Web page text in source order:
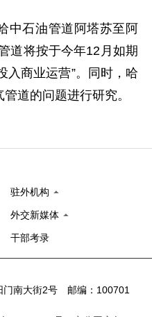
石油管道阿塔苏至阿
道将按于今年12月如期
入商业运营”。同时，哈
道的问题进行研究。
驻外机构
外交新媒体
干部考录
门南大街2号 邮编：100701